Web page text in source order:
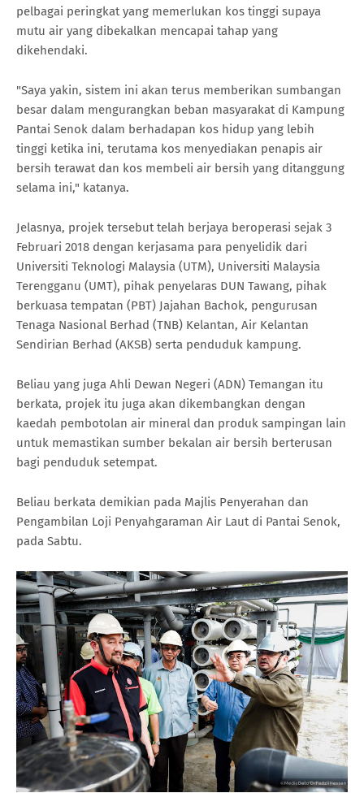
pelbagai peringkat yang memerlukan kos tinggi supaya
mutu air yang dibekalkan mencapai tahap yang
dikehendaki.
"Saya yakin, sistem ini akan terus memberikan sumbangan
besar dalam mengurangkan beban masyarakat di Kampung
Pantai Senok dalam berhadapan kos hidup yang lebih
tinggi ketika ini, terutama kos menyediakan penapis air
bersih terawat dan kos membeli air bersih yang ditanggung
selama ini," katanya.
Jelasnya, projek tersebut telah berjaya beroperasi sejak 3
Februari 2018 dengan kerjasama para penyelidik dari
Universiti Teknologi Malaysia (UTM), Universiti Malaysia
Terengganu (UMT), pihak penyelaras DUN Tawang, pihak
berkuasa tempatan (PBT) Jajahan Bachok, pengurusan
Tenaga Nasional Berhad (TNB) Kelantan, Air Kelantan
Sendirian Berhad (AKSB) serta penduduk kampung.
Beliau yang juga Ahli Dewan Negeri (ADN) Temangan itu
berkata, projek itu juga akan dikembangkan dengan
kaedah pembotolan air mineral dan produk sampingan lain
untuk memastikan sumber bekalan air bersih berterusan
bagi penduduk setempat.
Beliau berkata demikian pada Majlis Penyerahan dan
Pengambilan Loji Penyahgaraman Air Laut di Pantai Senok,
pada Sabtu.